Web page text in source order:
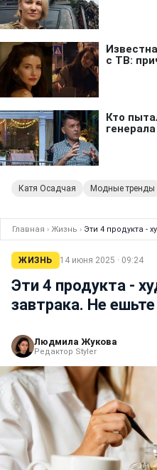
Катя Осадчая Модные тренды
Главная › Жизнь › Эти 4 продукта -
ЖИЗНЬ 14 июня 2025 · 09:24
Эти 4 продукта -
завтрака. Не
Людмила Жукова
Редактор Styler